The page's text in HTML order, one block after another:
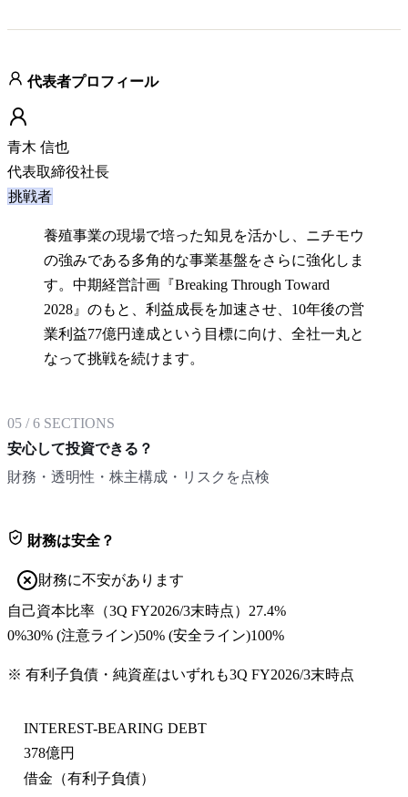
代表者プロフィール
青木 信也
代表取締役社長
挑戦者
養殖事業の現場で培った知見を活かし、ニチモウ
の強みである多角的な事業基盤をさらに強化しま
す。中期経営計画『Breaking Through Toward
2028』のもと、利益成長を加速させ、10年後の営
業利益77億円達成という目標に向け、全社一丸と
なって挑戦を続けます。
05 /6 SECTIONS
安心して投資できる？
財務・透明性・株主構成・リスクを点検
財務は安全？
財務に不安があります
自己資本比率 （3Q FY2026/3末時点） 27.4%
0%30% (注意ライン)50% (安全ライン)100%
※ 有利子負債・純資産はいずれも3Q FY2026/3末時点
INTEREST-BEARING DEBT
378億円
借金（有利子負債）